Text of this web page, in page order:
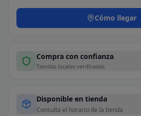
Cómo llegar
Compra con confianza
Tiendas locales verificadas
Disponible en tienda
Consulta el horario de la tienda